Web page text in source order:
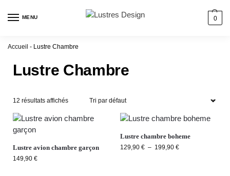
MENU 0
Accueil - Lustre Chambre
Lustre Chambre
12 résultats affichés
Lustre avion chambre garçon
149,90 €
Lustre chambre boheme
129,90 € – 199,90 €